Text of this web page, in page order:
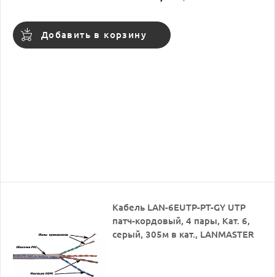
Добавить в корзину
Кабель LAN-6EUTP-PT-GY UTP
патч-кордовый, 4 пары, Кат. 6,
серый, 305м в кат., LANMASTER